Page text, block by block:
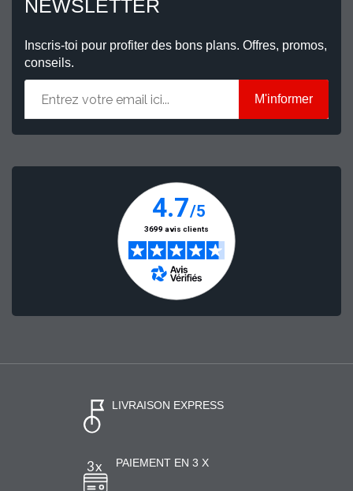
NEWSLETTER
Inscris-toi pour profiter des bons plans. Offres, promos,
conseils.
M'informer
LIVRAISON EXPRESS
PAIEMENT EN 3 X